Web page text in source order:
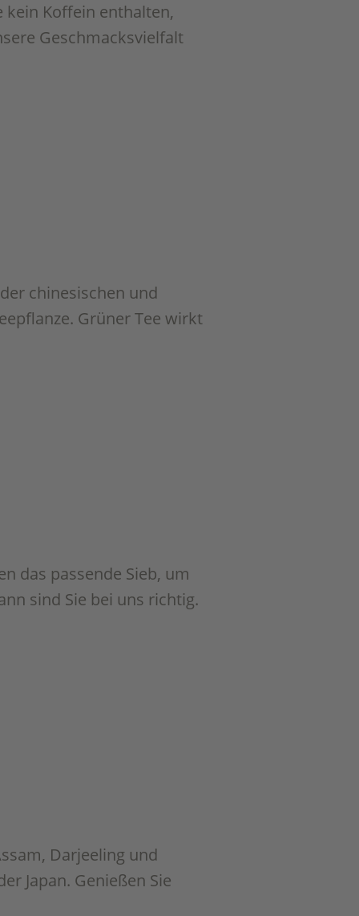
kein Koffein enthalten,
Geschmacksvielfalt
chinesischen und
Grüner Tee wirkt
das passende Sieb, um
sind Sie bei uns richtig.
Darjeeling und
Japan. Genießen Sie